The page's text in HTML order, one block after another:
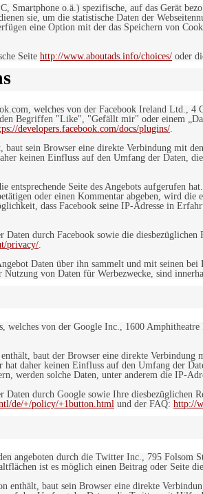
o.ä.) spezifische, auf das Gerät
sie, um die statistische Daten der
eine Option mit der das Speichern von
Seite http://www.aboutads.info/choices/ oder
welches von der Facebook Ireland
Begriffen "Like", "Gefällt mir" oder einem
developers.facebook.com/docs/plugins/.
sein Browser eine direkte Verbindung mit
keinen Einfluss auf den Umfang der Daten,
Seite des Angebots aufgerufen
oder einen Kommentar abgeben, wird
dass Facebook seine IP-Adresse in
durch Facebook sowie die
privacy/.
Daten über ihn sammelt und mit seinen
von Daten für Werbezwecke, sind
welches von der Google Inc., 1600
baut der Browser eine direkte
daher keinen Einfluss auf den Umfang der
werden solche Daten, unter anderem die IP-
durch Google sowie Ihre
de/+/policy/+1button.html und der FAQ: http://
angeboten durch die Twitter Inc., 795
ist es möglich einen Beitrag oder Seite
enthält, baut sein Browser eine direkte